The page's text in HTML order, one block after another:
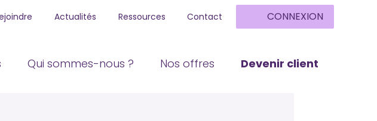
Actualités Ressources Contact CONNEXION
Qui sommes-nous ? Nos offres Devenir client